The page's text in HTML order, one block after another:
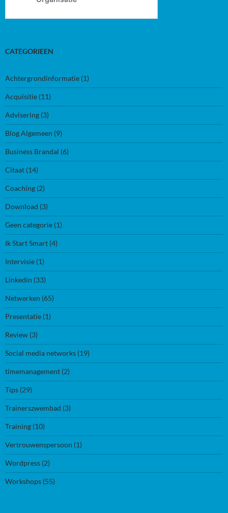
CATEGORIEEN
Achtergrondinformatie (1)
Acquisitie (11)
Advisering (3)
Blog Algemeen (9)
Business Brandal (6)
Citaat (14)
Coaching (2)
Download (3)
Geen categorie (1)
Ik Start Smart (4)
Intervisie (1)
Linkedin (33)
Netwerken (65)
Presentatie (1)
Review (3)
Social media networks (19)
timemanagement (2)
Tips (29)
Trainerszwembad (3)
Training (10)
Vertrouwenspersoon (1)
Wordpress (2)
Workshops (55)